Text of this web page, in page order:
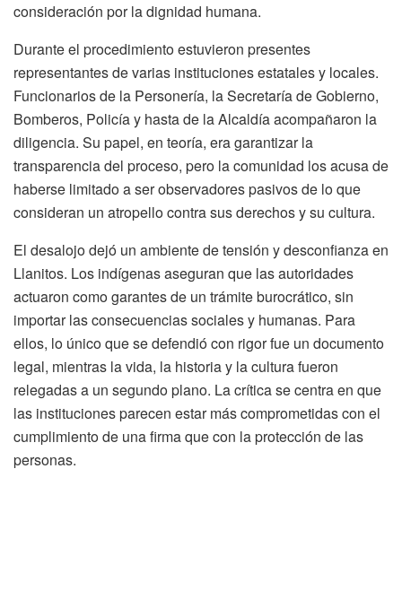
consideración por la dignidad humana.
Durante el procedimiento estuvieron presentes
representantes de varias instituciones estatales y locales.
Funcionarios de la Personería, la Secretaría de Gobierno,
Bomberos, Policía y hasta de la Alcaldía acompañaron la
diligencia. Su papel, en teoría, era garantizar la
transparencia del proceso, pero la comunidad los acusa de
haberse limitado a ser observadores pasivos de lo que
consideran un atropello contra sus derechos y su cultura.
El desalojo dejó un ambiente de tensión y desconfianza en
Llanitos. Los indígenas aseguran que las autoridades
actuaron como garantes de un trámite burocrático, sin
importar las consecuencias sociales y humanas. Para
ellos, lo único que se defendió con rigor fue un documento
legal, mientras la vida, la historia y la cultura fueron
relegadas a un segundo plano. La crítica se centra en que
las instituciones parecen estar más comprometidas con el
cumplimiento de una firma que con la protección de las
personas.